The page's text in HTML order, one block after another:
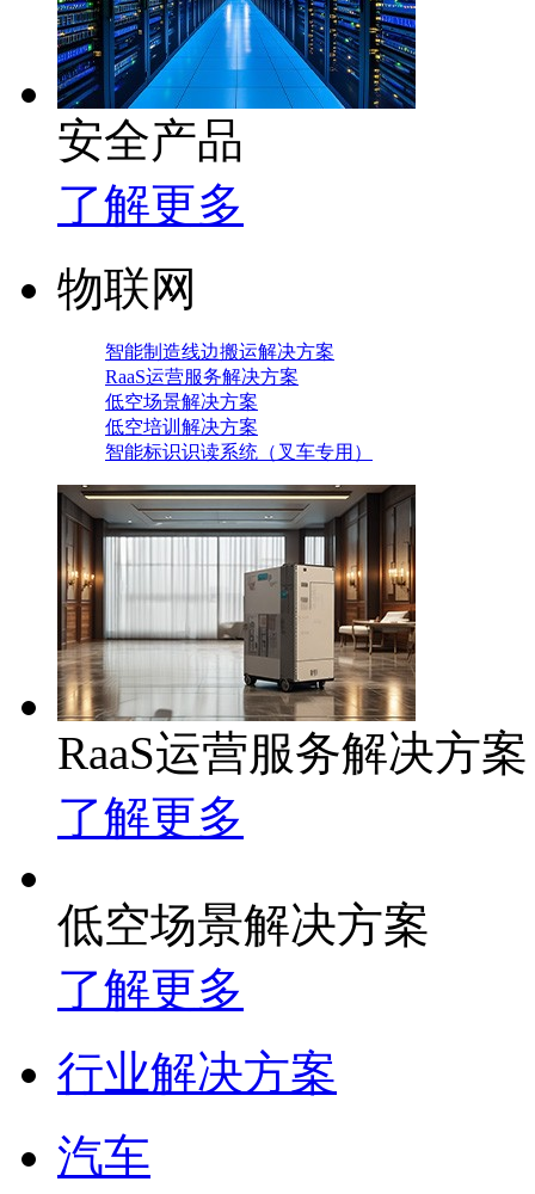
安全产品
了解更多
物联网
智能制造线边搬运解决方案
RaaS运营服务解决方案
低空场景解决方案
低空培训解决方案
智能标识识读系统（叉车专用）
RaaS运营服务解决方案
了解更多
低空场景解决方案
了解更多
行业解决方案
汽车